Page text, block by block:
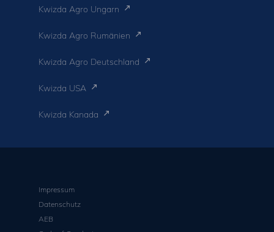
Kwizda Agro Ungarn
Kwizda Agro Rumänien
Kwizda Agro Deutschland
Kwizda USA
Kwizda Kanada
Impressum
Datenschutz
AEB